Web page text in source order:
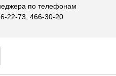
по телефонам
22-73, 466-30-20